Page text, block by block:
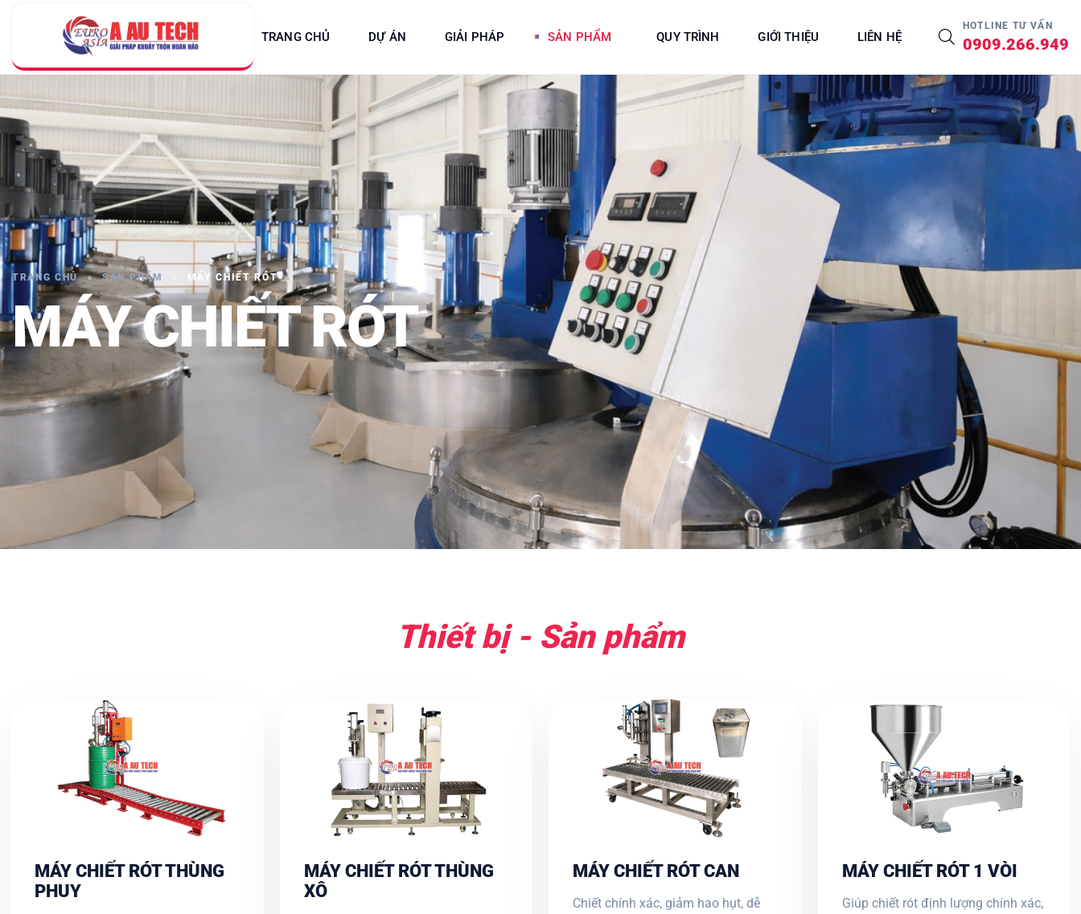
TRANG CHỦ DỰ ÁN GIẢI PHÁP SẢN PHẨM QUY TRÌNH GIỚI THIỆU LIÊN HỆ
HOTLINE TƯ VẤN
0909.266.949
TRANG CHỦ SẢN PHẨM MÁY CHIẾT RÓT
MÁY CHIẾT RÓT
Thiết bị - Sản phẩm
MÁY CHIẾT RÓT THÙNG
PHUY
MÁY CHIẾT RÓT THÙNG
XÔ
MÁY CHIẾT RÓT CAN
Chiết chính xác, giảm hao hụt, dễ
MÁY CHIẾT RÓT 1 VÒI
Giúp chiết rót định lượng chính xác,